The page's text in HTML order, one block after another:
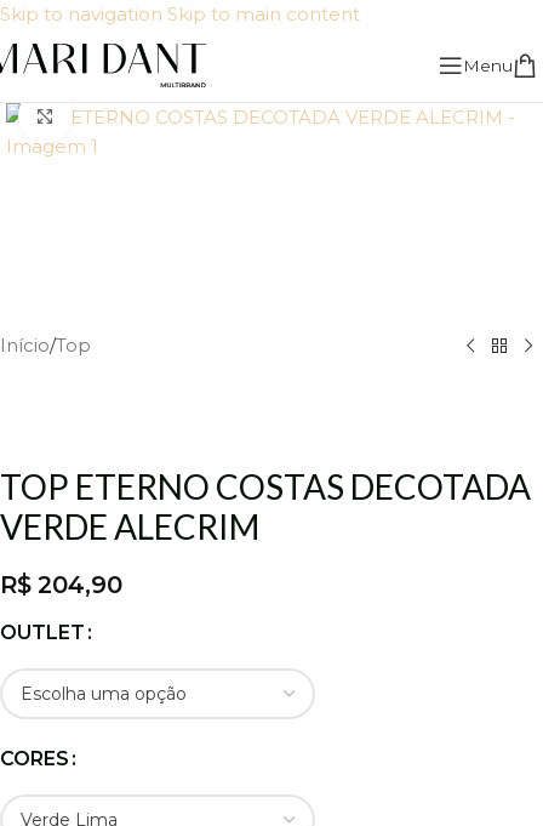
Skip to navigation Skip to main content
Menu
Click to enlarge
Início/Top
TOP ETERNO COSTAS DECOTADA
VERDE ALECRIM
R$ 204,90
OUTLET
CORES